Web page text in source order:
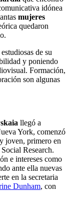
idónea
mujeres
quedaron
de su
y poniendo
Formación,
son algunas
llegó a
York, comenzó
joven, primero en
Research.
e intereses como
ante ella nuevas
en la secretaria
Dunham, con